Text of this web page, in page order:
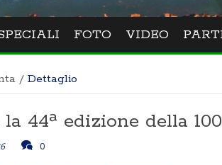
FOTO VIDEO
/ Dettaglio
44ª edizione della
0